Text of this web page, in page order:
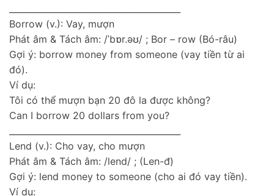
Borrow (v.): Vay, mượn
Phát âm & Tách âm: /ˈbɒr.əʊ/ ; Bor – row (Bó-râu)
Gợi ý: borrow money from someone (vay tiền từ ai
đó).
Ví dụ:
Tôi có thể mượn bạn 20 đô la được không?
Can I borrow 20 dollars from you?
Lend (v.): Cho vay, cho mượn
Phát âm & Tách âm: /lend/ ; (Len-đ)
Gợi ý: lend money to someone (cho ai đó vay tiền).
Ví dụ: